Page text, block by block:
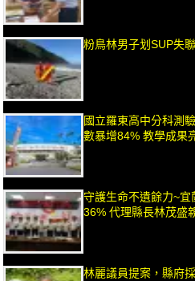
粉鳥林男子划SUP失
國立羅東高中分科測
數暴增84% 教學成果
守護生命不遺餘力~
36% 代理縣長林茂盛
林麗議員提案，縣府